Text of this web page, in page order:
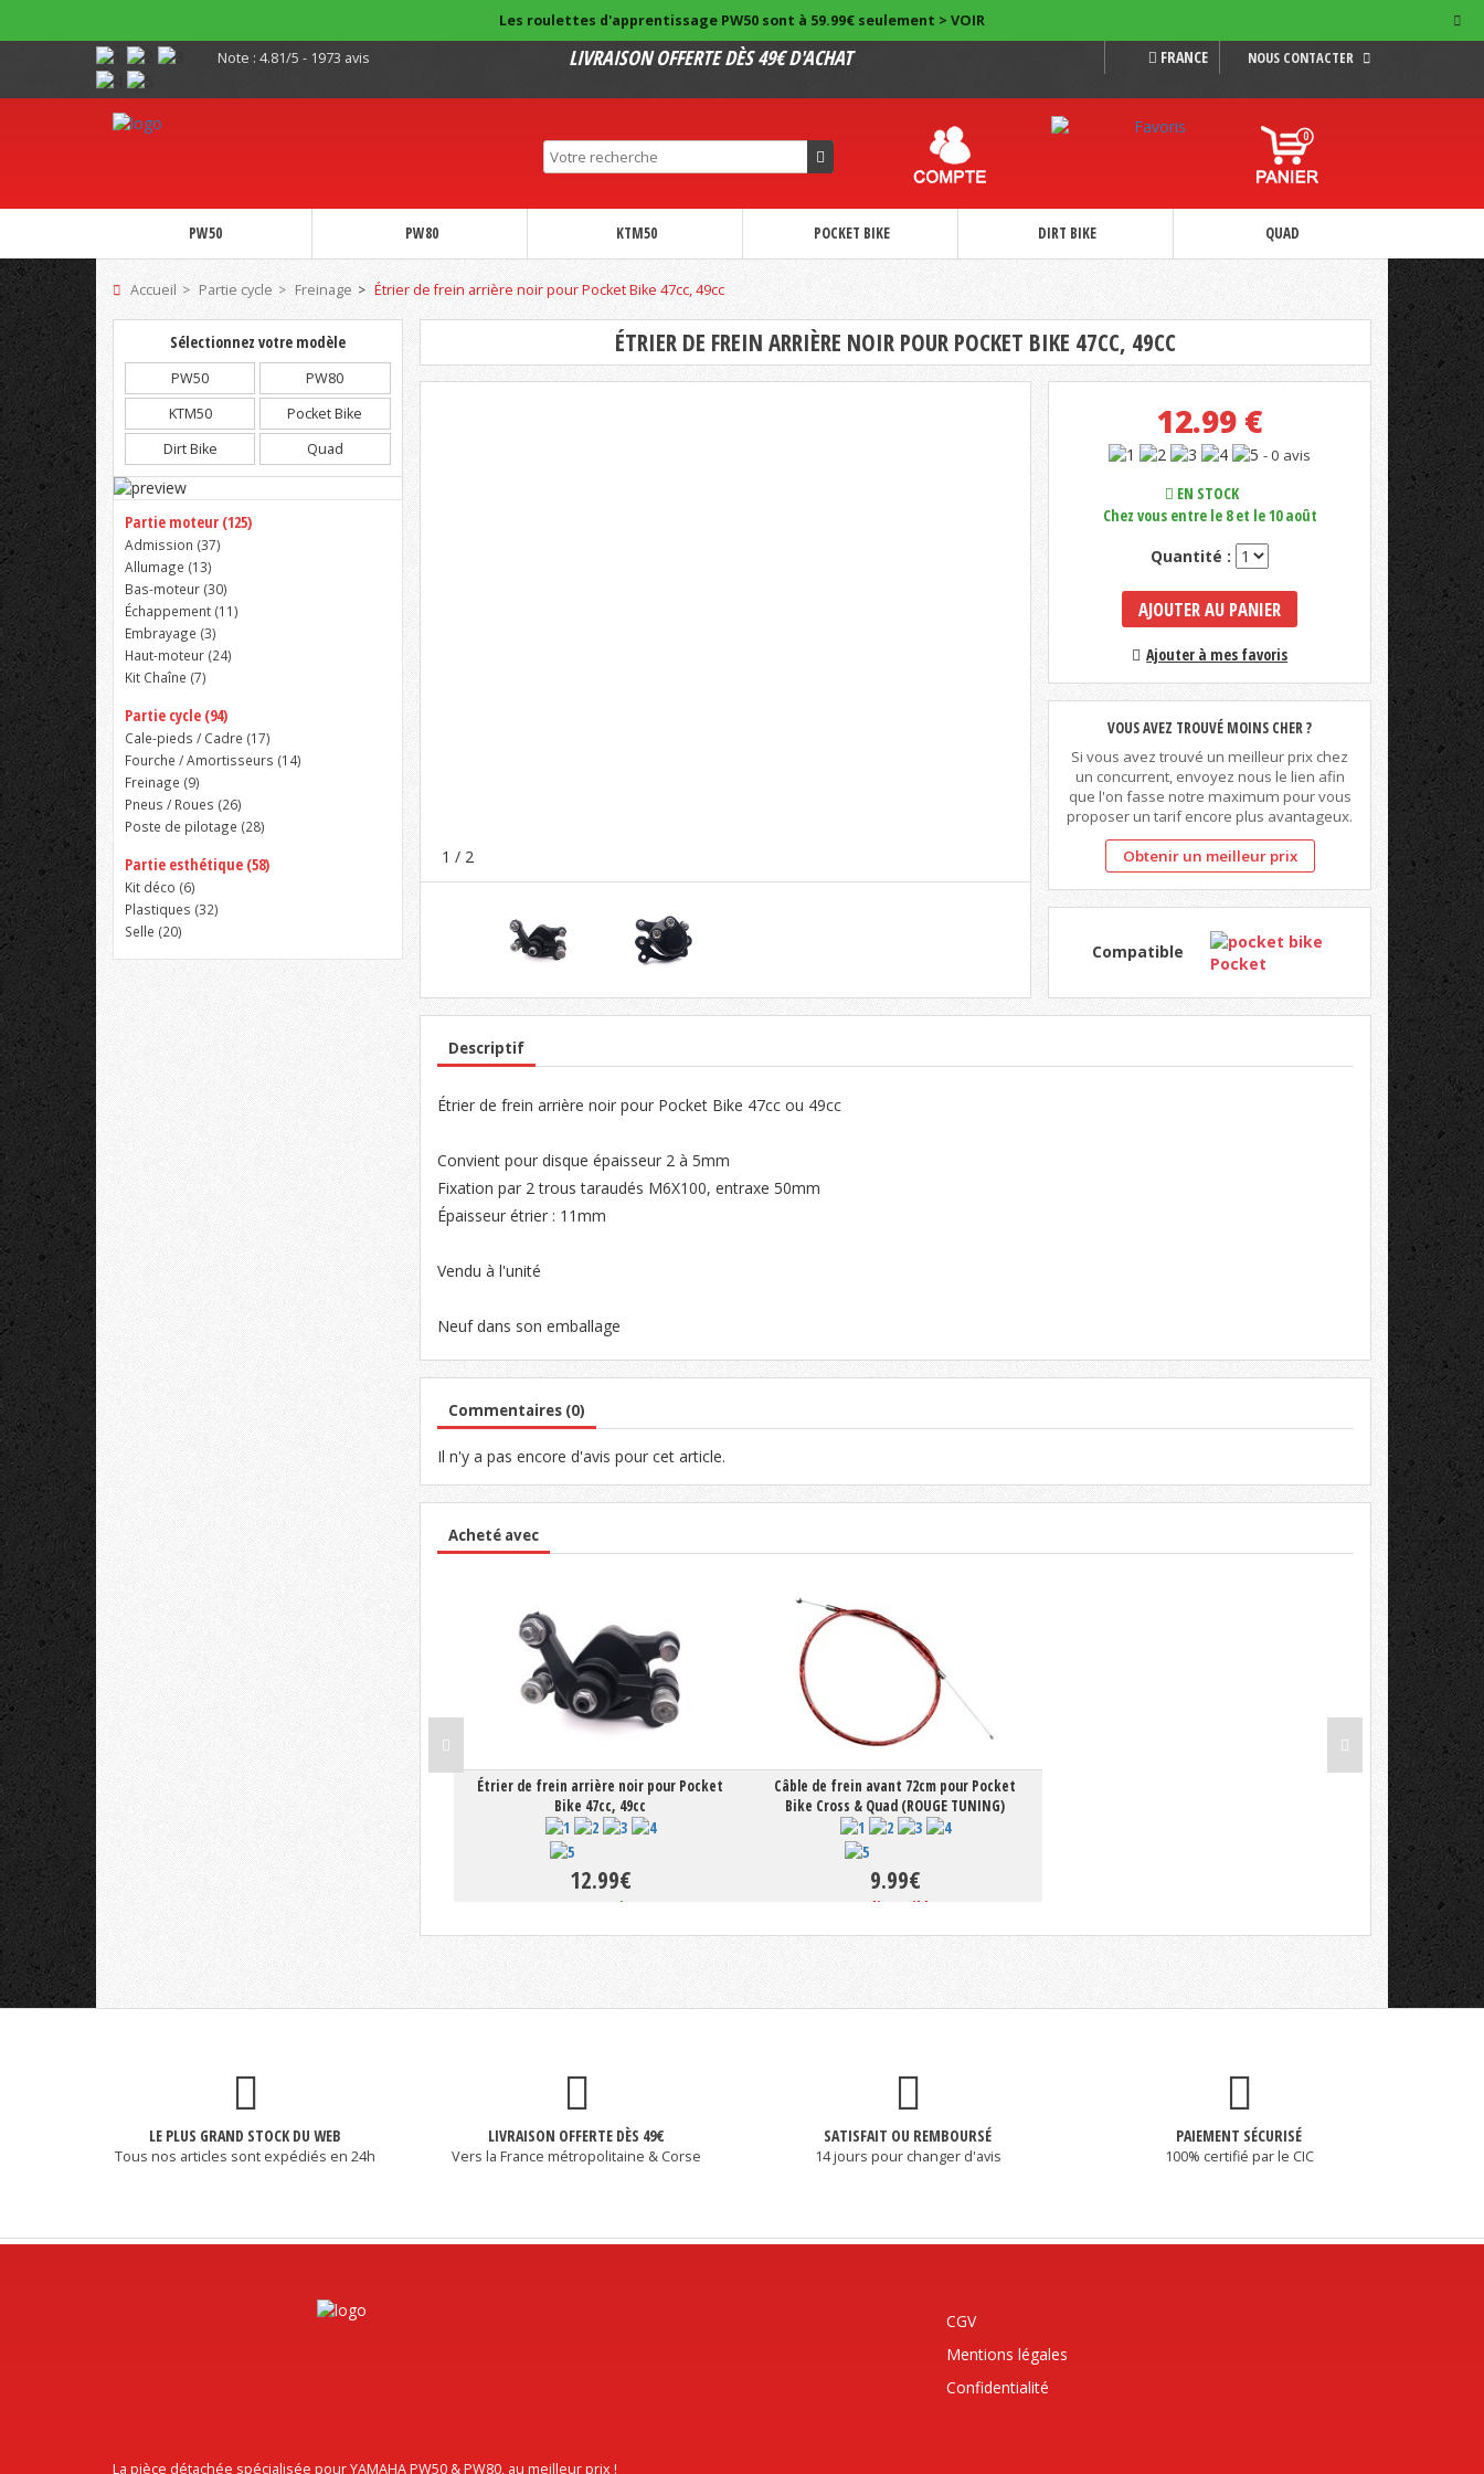
Les roulettes d'apprentissage PW50 sont à 59.99€ seulement > VOIR
Note : 4.81/5 - 1973 avis LIVRAISON OFFERTE DÈS 49€ D'ACHAT NOUS CONTACTER
FRANCE
0
PW50 PW80 KTM50 POCKET BIKE DIRT BIKE QUAD
Accueil Partie cycle Freinage Étrier de frein arrière noir pour Pocket Bike 47cc, 49cc
Sélectionnez votre modèle
PW50
PW80
KTM50
Pocket Bike
Dirt Bike
Quad
Partie moteur (125)
Admission (37)
Allumage (13)
Bas-moteur (30)
Échappement (11)
Embrayage (3)
Haut-moteur (24)
Kit Chaîne (7)
Partie cycle (94)
Cale-pieds / Cadre (17)
Fourche / Amortisseurs (14)
Freinage (9)
Pneus / Roues (26)
Poste de pilotage (28)
Partie esthétique (58)
Kit déco (6)
Plastiques (32)
Selle (20)
ÉTRIER DE FREIN ARRIÈRE NOIR POUR POCKET BIKE 47CC, 49CC
1 / 2
12.99€
- 0 avis
EN STOCK
Chez vous entre le 8 et le 10 août
Quantité :
AJOUTER AU PANIER
Ajouter à mes favoris
VOUS AVEZ TROUVÉ MOINS CHER ?
Si vous avez trouvé un meilleur prix chez
un concurrent, envoyez nous le lien afin
que l'on fasse notre maximum pour vous
proposer un tarif encore plus avantageux.
Obtenir un meilleur prix
Compatible
Pocket
Descriptif
Étrier de frein arrière noir pour Pocket Bike 47cc ou 49cc
Convient pour disque épaisseur 2 à 5mm
Fixation par 2 trous taraudés M6X100, entraxe 50mm
Épaisseur étrier : 11mm
Vendu à l'unité
Neuf dans son emballage
Commentaires (0)
Il n'y a pas encore d'avis pour cet article.
Acheté avec
Étrier de frein arrière noir pour Pocket
Bike 47cc, 49cc
12.99€
En stock
Câble de frein avant 72cm pour Pocket
Bike Cross & Quad (ROUGE TUNING)
9.99€
Indisponible
LE PLUS GRAND STOCK DU WEB
Tous nos articles sont expédiés en 24h
LIVRAISON OFFERTE DÈS 49€
Vers la France métropolitaine & Corse
SATISFAIT OU REMBOURSÉ
14 jours pour changer d'avis
PAIEMENT SÉCURISÉ
100% certifié par le CIC
CGV
Mentions légales
Confidentialité
La pièce détachée spécialisée pour YAMAHA PW50 & PW80, au meilleur prix !